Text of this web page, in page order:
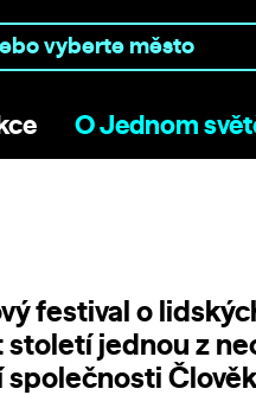
O Jednom
festival o
století jednou z
společnosti